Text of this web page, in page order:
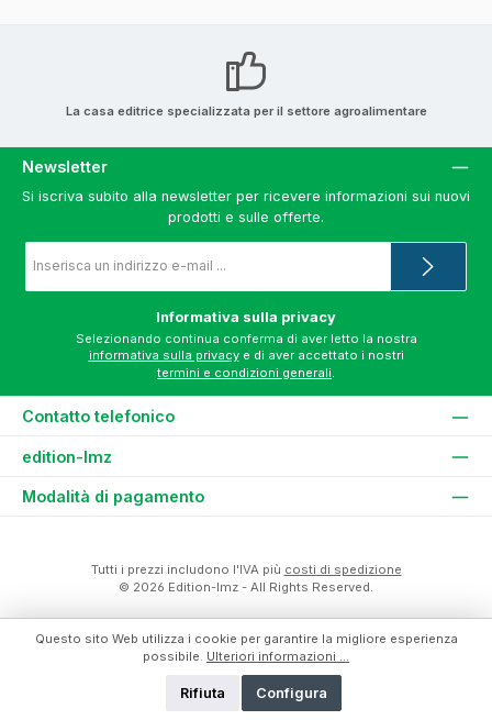
La casa editrice specializzata per il settore agroalimentare
Newsletter
Si iscriva subito alla newsletter per ricevere informazioni sui nuovi
prodotti e sulle offerte.
e-
*
Informativa sulla privacy
informativa sulla privacy
termini e condizioni generali.
Contatto telefonico
edition-lmz
Modalità di pagamento
Tutti i prezzi includono l'IVA più costi di spedizione
© 2026 Edition-lmz - All Rights Reserved.
Questo sito Web utilizza i cookie per garantire la migliore esperienza
possibile. Ulteriori informazioni ...
Rifiuta Configura